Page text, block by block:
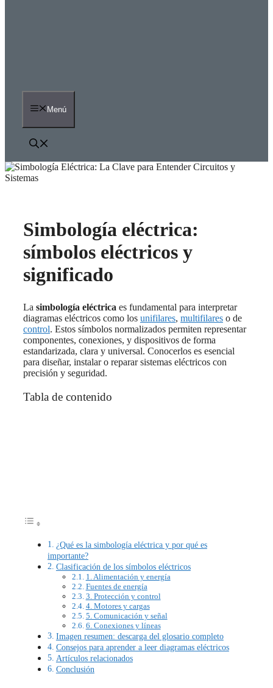
Menú
Simbología eléctrica:
símbolos eléctricos y
significado
La simbología eléctrica es fundamental para interpretar
diagramas eléctricos como los unifilares, multifilares o de
control. Estos símbolos normalizados permiten representar
componentes, conexiones, y dispositivos de forma
estandarizada, clara y universal. Conocerlos es esencial
para diseñar, instalar o reparar sistemas eléctricos con
precisión y seguridad.
Tabla de contenido
¿Qué es la simbología eléctrica y por qué es
importante?
Clasificación de los símbolos eléctricos
1. Alimentación y energía
Fuentes de energía
3. Protección y control
4. Motores y cargas
5. Comunicación y señal
6. Conexiones y líneas
Imagen resumen: descarga del glosario completo
Consejos para aprender a leer diagramas eléctricos
Artículos relacionados
Conclusión